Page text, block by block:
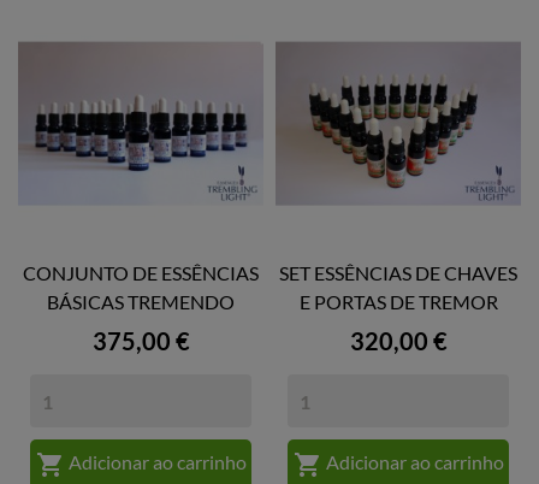
CONJUNTO DE ESSÊNCIAS
BÁSICAS TREMENDO
Preço
375,00 €
 Adicionar ao carrinho
SET ESSÊNCIAS DE CHAVES
E PORTAS DE TREMOR
Preço
320,00 €
 Adicionar ao carrinho